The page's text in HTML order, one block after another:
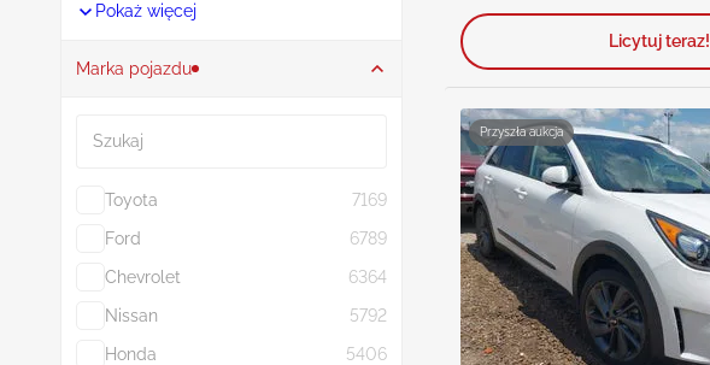
Pokaż więcej
Marka pojazdu
Toyota
7169
Ford
6789
Chevrolet
6364
Nissan
5792
Honda
5406
Licytuj teraz!
Przyszła aukcja